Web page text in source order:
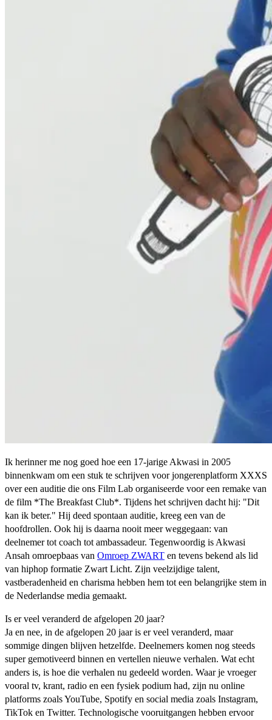
Ik herinner me nog goed hoe een 17-jarige Akwasi in 2005
binnenkwam om een stuk te schrijven voor jongerenplatform XXXS
over een auditie die ons Film Lab organiseerde voor een remake van
de film *The Breakfast Club*. Tijdens het schrijven dacht hij: "Dit
kan ik beter." Hij deed spontaan auditie, kreeg een van de
hoofdrollen. Ook hij is daarna nooit meer weggegaan: van
deelnemer tot coach tot ambassadeur. Tegenwoordig is Akwasi
Ansah omroepbaas van Omroep ZWART en tevens bekend als lid
van hiphop formatie Zwart Licht. Zijn veelzijdige talent,
vastberadenheid en charisma hebben hem tot een belangrijke stem in
de Nederlandse media gemaakt.
Is er veel veranderd de afgelopen 20 jaar?
Ja en nee, in de afgelopen 20 jaar is er veel veranderd, maar
sommige dingen blijven hetzelfde. Deelnemers komen nog steeds
super gemotiveerd binnen en vertellen nieuwe verhalen. Wat echt
anders is, is hoe die verhalen nu gedeeld worden. Waar je vroeger
vooral tv, krant, radio en een fysiek podium had, zijn nu online
platforms zoals YouTube, Spotify en social media zoals Instagram,
TikTok en Twitter. Technologische vooruitgangen hebben ervoor